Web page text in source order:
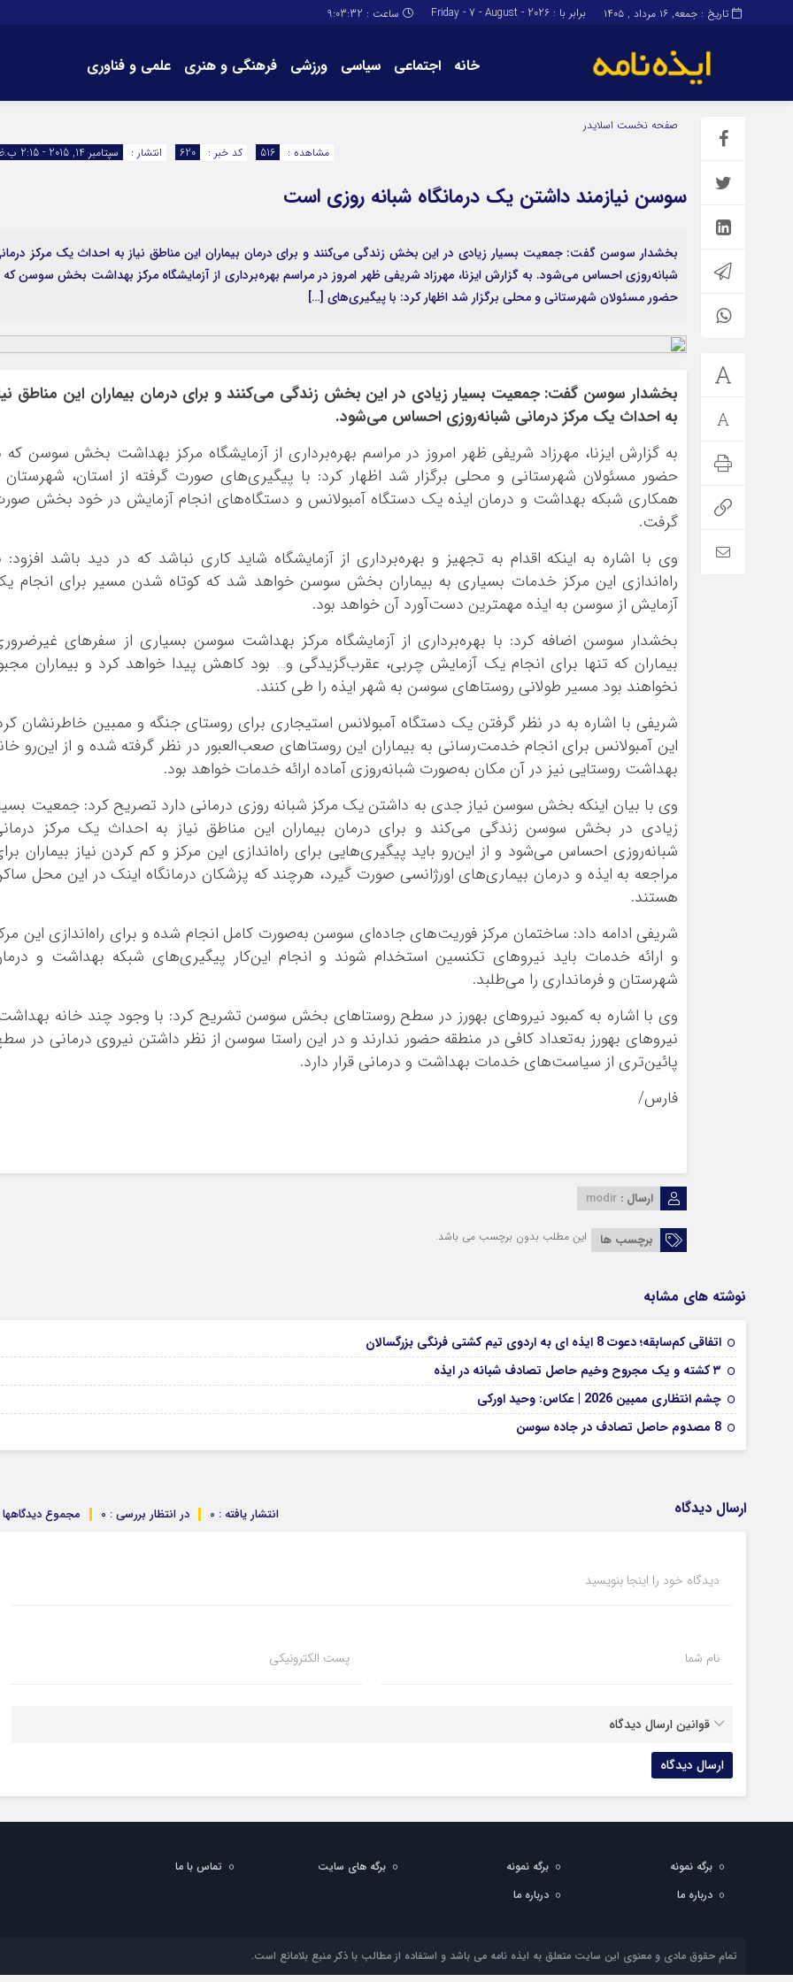
تاریخ : جمعه, ۱۶ مرداد , ۱۴۰۵ برابر با : Friday - 7 - August - 2026 ساعت : 9:03:32
خانه اجتماعی سیاسی ورزشی فرهنگی و هنری علمی و فناوری
برگه نمونهصفحه نخست اسلایدر
انتشار :
سپتامبر 14, 2015 - 2:15 ب.ظ کد خبر : 620 مشاهده : 516
سوسن نیازمند داشتن یک درمانگاه شبانه روزی است
بخشدار سوسن گفت: جمعیت بسیار زیادی در این بخش زندگی می‌کنند و برای درمان بیماران این مناطق نیاز به احداث یک مرکز
شبانه‌روزی احساس می‌شود. به گزارش ایزنا، مهرزاد شریفی ظهر امروز در مراسم بهره‌برداری از آزمایشگاه مرکز بهداشت بخش سوسن که
حضور مسئولان شهرستانی و محلی برگزار شد اظهار کرد: با پیگیری‌های […]
بخشدار سوسن گفت: جمعیت بسیار زیادی در این بخش زندگی می‌کنند و برای درمان بیماران این مناطق
به احداث یک مرکز درمانی شبانه‌روزی احساس می‌شود.
به گزارش ایزنا، مهرزاد شریفی ظهر امروز در مراسم بهره‌برداری از آزمایشگاه مرکز بهداشت بخش سوسن که
حضور مسئولان شهرستانی و محلی برگزار شد اظهار کرد: با پیگیری‌های صورت گرفته از استان، شهرستان
همکاری شبکه بهداشت و درمان ایذه یک دستگاه آمبولانس و دستگاه‌های انجام آزمایش در خود بخش
گرفت.
وی با اشاره به اینکه اقدام به تجهیز و بهره‌برداری از آزمایشگاه شاید کاری نباشد که در دید باشد افزود:
راه‌اندازی این مرکز خدمات بسیاری به بیماران بخش سوسن خواهد شد که کوتاه شدن مسیر برای انجام
آزمایش از سوسن به ایذه مهمترین دست‌آورد آن خواهد بود.
بخشدار سوسن اضافه کرد: با بهره‌برداری از آزمایشگاه مرکز بهداشت سوسن بسیاری از سفرهای
بیماران که تنها برای انجام یک آزمایش چربی، عقرب‌گزیدگی و… بود کاهش پیدا خواهد کرد و بیماران
نخواهند بود مسیر طولانی روستاهای سوسن به شهر ایذه را طی کنند.
شریفی با اشاره به در نظر گرفتن یک دستگاه آمبولانس استیجاری برای روستای جنگه و ممبین خاطرنشان
این آمبولانس برای انجام خدمت‌رسانی به بیماران این روستاهای صعب‌العبور در نظر گرفته شده و از این‌رو
بهداشت روستایی نیز در آن مکان به‌صورت شبانه‌روزی آماده ارائه خدمات خواهد بود.
وی با بیان اینکه بخش سوسن نیاز جدی به داشتن یک مرکز شبانه روزی درمانی دارد تصریح کرد: جمعیت
زیادی در بخش سوسن زندگی می‌کند و برای درمان بیماران این مناطق نیاز به احداث یک مرکز
شبانه‌روزی احساس می‌شود و از این‌رو باید پیگیری‌هایی برای راه‌اندازی این مرکز و کم کردن نیاز بیماران
مراجعه به ایذه و درمان بیماری‌های اورژانسی صورت گیرد، هرچند که پزشکان درمانگاه اینک در این محل
هستند.
شریفی ادامه داد: ساختمان مرکز فوریت‌های جاده‌ای سوسن به‌صورت کامل انجام شده و برای راه‌اندازی این
و ارائه خدمات باید نیروهای تکنسین استخدام شوند و انجام این‌کار پیگیری‌های شبکه بهداشت و
شهرستان و فرمانداری را می‌طلبد.
وی با اشاره به کمبود نیروهای بهورز در سطح روستاهای بخش سوسن تشریح کرد: با وجود چند خانه
نیروهای بهورز به‌تعداد کافی در منطقه حضور ندارند و در این راستا سوسن از نظر داشتن نیروی درمانی در
پائین‌تری از سیاست‌های خدمات بهداشت و درمانی قرار دارد.
فارس/
ارسال : modir
برچسب ها این مطلب بدون برچسب می باشد.
نوشته های مشابه
اتفاقی کم‌سابقه؛ دعوت 8 ایذه ای به اردوی تیم کشتی فرنگی بزرگسالان
۳ کشته و یک مجروح وخیم حاصل تصادف شبانه در ایذه
چشم انتظاری ممبین 2026 | عکاس: وحید اورکی
8 مصدوم حاصل تصادف در جاده سوسن
ارسال دیدگاه مجموع دیدگاهها : در انتظار بررسی : 0 انتشار یافته : 0
دیدگاه خود را اینجا بنویسید
نام شما پست الکترونیکی
قوانین ارسال دیدگاه
برگه نمونه برگه نمونه برگه های سایت
تماس با ما
درباره ما
درباره ما
تمام حقوق مادی و معنوی این سایت متعلق به ایذه نامه می باشد و استفاده از مطالب با ذکر منبع بلامانع است.